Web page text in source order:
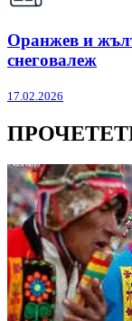
Оранжев и
снеговалеж
17.02.2026